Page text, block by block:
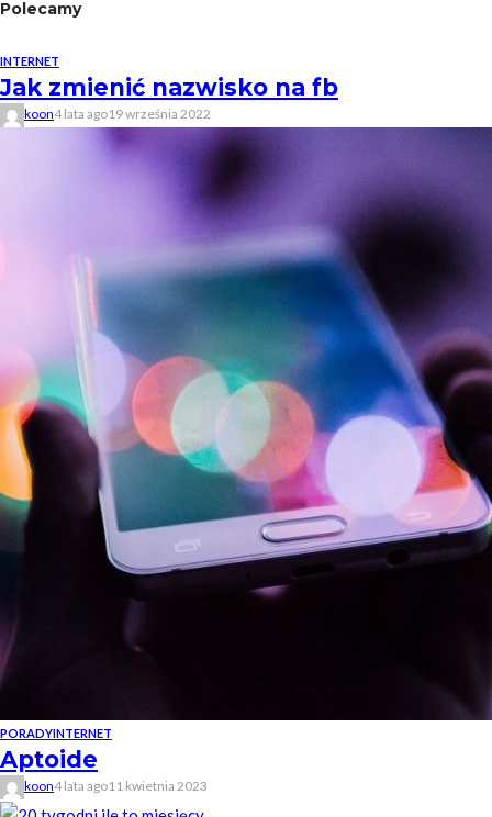
Polecamy
INTERNET
Jak zmienić nazwisko na fb
koon4 lata ago19 września 2022
PORADYINTERNET
Aptoide
koon4 lata ago11 kwietnia 2023